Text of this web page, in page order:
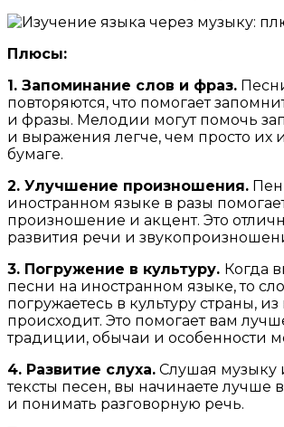
Плюсы:
1. Запоминание слов и фраз.
повторяются, что помогает
и фразы. Мелодии могут помочь
и выражения легче, чем просто их
бумаге.
2. Улучшение произношения.
иностранном языке в разы
произношение и акцент. Это
развития речи и
3. Погружение в культуру. Когда
песни на иностранном языке, то
погружаетесь в культуру страны,
происходит. Это помогает вам
традиции, обычаи и особенности
4. Развитие слуха. Слушая музыку
тексты песен, вы начинаете лучше
и понимать разговорную речь.